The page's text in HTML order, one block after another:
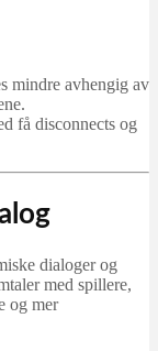
mindre avhengig av
få disconnects og
dialoger og
med spillere,
og mer